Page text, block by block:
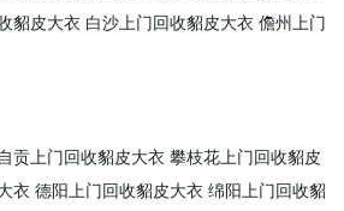
貂皮大衣 白沙上门回收貂皮大衣 儋州上门
自贡上门回收貂皮大衣 攀枝花上门回收貂皮
衣 德阳上门回收貂皮大衣 绵阳上门回收貂